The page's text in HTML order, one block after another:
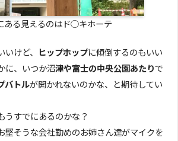
ある見えるのはド○キホーテ
いけど、 ヒップホップに傾倒するのもいい
に、いつか沼津や富士の中央公園あたりで
バトルが開かれないのかな、と期待してい
うすでにあるのかな？
堅そうな会社勤めのお姉さん達がマイクを